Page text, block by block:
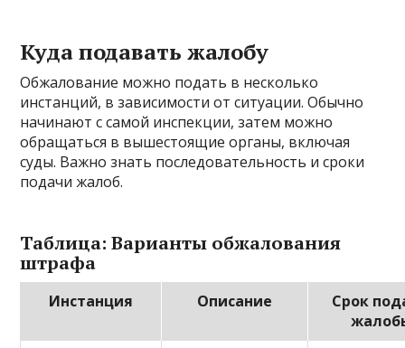
Куда подавать жалобу
Обжалование можно подать в несколько
инстанций, в зависимости от ситуации. Обычно
начинают с самой инспекции, затем можно
обращаться в вышестоящие органы, включая
суды. Важно знать последовательность и сроки
подачи жалоб.
Таблица: Варианты обжалования
штрафа
Инстанция Описание
Срок